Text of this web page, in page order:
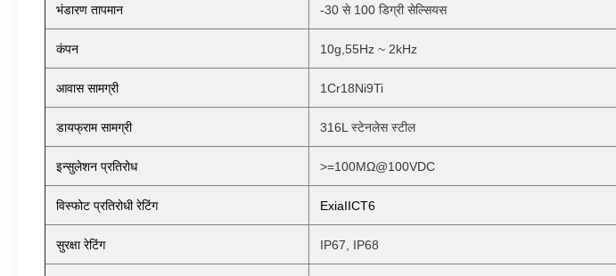
भंडारण तापमान -30 से 100 डिग्री सेल्सियस
कंपन 10g,55Hz ~ 2kHz
आवास सामग्री 1Cr18Ni9Ti
डायफ्राम सामग्री 316L स्टेनलेस स्टील
इन्सुलेशन प्रतिरोध >=100MΩ@100VDC
विस्फोट प्रतिरोधी रेटिंग ExiaIICT6
सुरक्षा रेटिंग IP67, IP68